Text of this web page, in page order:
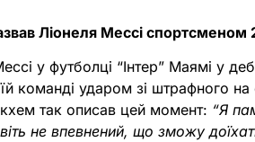
Ліонеля Мессі спортсменом
у футболці “Інтер” Маямі у
команді ударом зі штрафного на
так описав цей момент: “Я
не впевнений, що зможу